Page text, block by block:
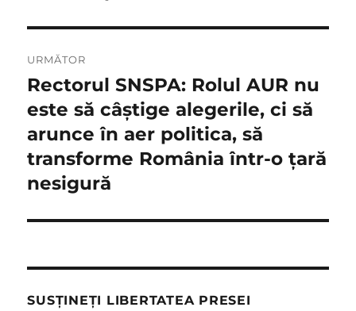
URMĂTOR
Articolul
următor:
Rectorul SNSPA: Rolul AUR nu
este să câştige alegerile, ci să
arunce în aer politica, să
transforme România într-o ţară
nesigură
SUSȚINEȚI LIBERTATEA PRESEI